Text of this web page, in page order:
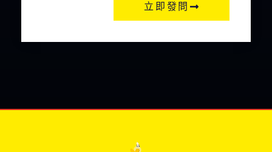
立即發問